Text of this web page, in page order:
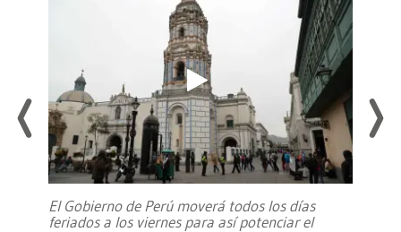
El Gobierno de Perú moverá todos los días
feriados a los viernes para así potenciar el